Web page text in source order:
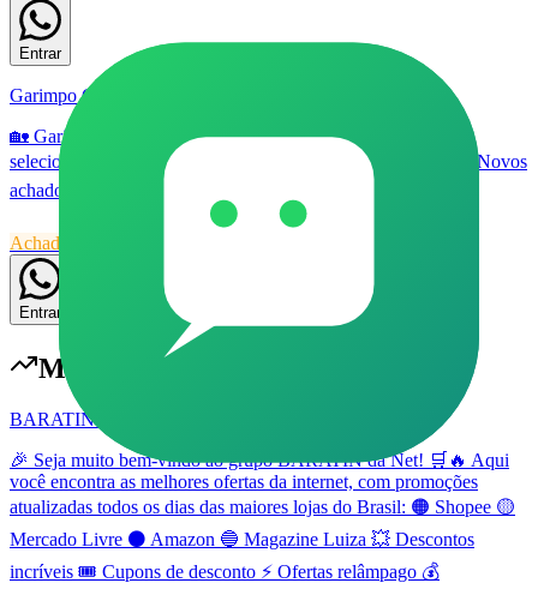
Entrar
Garimpo Casa, Construção & Ferramentas
🏡 Garimpo Casa, Construção & Ferramentas ✨ Promoções
selecionadas para casa, decoração, reforma e organização. 🛠️ Novos
achados todos os dias.
Achadinhos
Entrar
Mais populares em
BARATIN DA NET (ACHADINHOS) #001 (NOVO)
🎉 Seja muito bem-vindo ao grupo BARATIN da Net! 🛒🔥 Aqui
você encontra as melhores ofertas da internet, com promoções
atualizadas todos os dias das maiores lojas do Brasil: 🟠 Shopee 🟡
Mercado Livre ⚫ Amazon 🔵 Magazine Luiza 💥 Descontos
incríveis 🎟️ Cupons de desconto ⚡ Ofertas relâmpago 💰